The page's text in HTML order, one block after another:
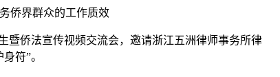
侨界群众的工作质效
侨法宣传视频交流会，邀请浙江五洲律师事务所律
符”。